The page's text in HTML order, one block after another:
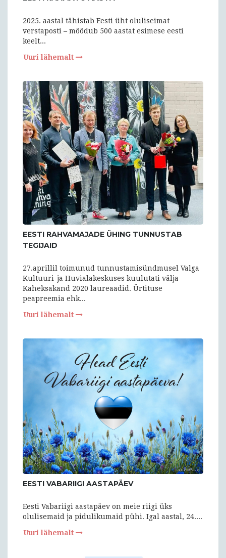
2025. aastal tähistab Eesti üht oluliseimat
verstaposti – möödub 500 aastat esimese eesti
keelt...
Uuri lähemalt
EESTI RAHVAMAJADE ÜHING TUNNUSTAB
TEGIJAID
27.aprillil toimunud tunnustamisündmusel Valga
Kultuuri-ja Huvialakeskuses kuulutati välja
Kaheksakand 2020 laureaadid. Ürtituse
peapreemia ehk...
Uuri lähemalt
EESTI VABARIIGI AASTAPÄEV
Eesti Vabariigi aastapäev on meie riigi üks
olulisemaid ja pidulikumaid pühi. Igal aastal, 24....
Uuri lähemalt